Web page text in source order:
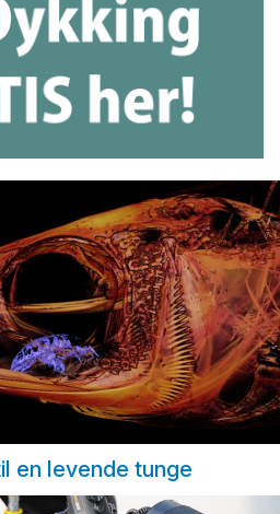
en levende tunge